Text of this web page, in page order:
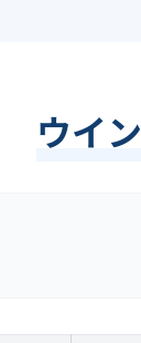
ウイ